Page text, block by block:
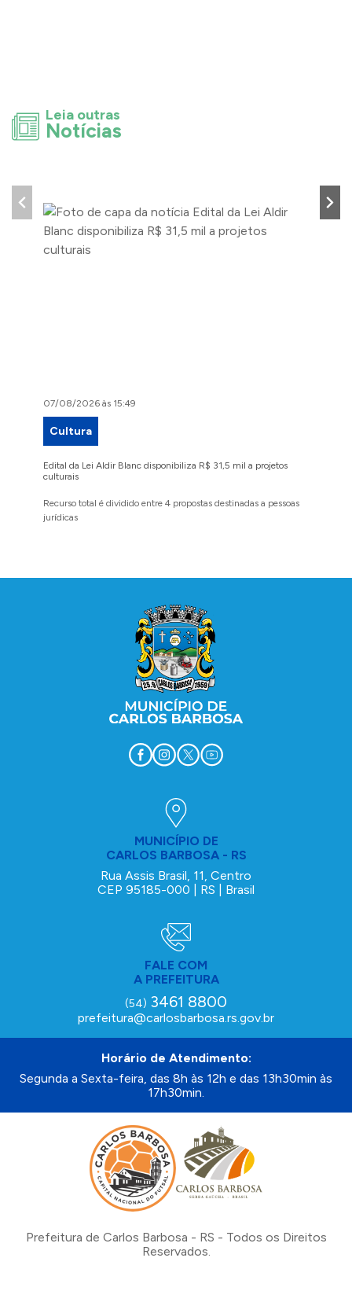
Leia outras
Notícias
07/08/2026 às 15:49
Cultura
Edital da Lei Aldir Blanc disponibiliza R$ 31,5 mil a projetos
culturais
Recurso total é dividido entre 4 propostas destinadas a pessoas
jurídicas
MUNICÍPIO DE
CARLOS BARBOSA - RS
Rua Assis Brasil, 11, Centro
CEP 95185-000 | RS | Brasil
FALE COM
A PREFEITURA
(54) 3461 8800
prefeitura@carlosbarbosa.rs.gov.br
Horário de Atendimento:
Segunda a Sexta-feira, das 8h às 12h e das 13h30min às
17h30min.
Prefeitura de Carlos Barbosa - RS - Todos os Direitos
Reservados.